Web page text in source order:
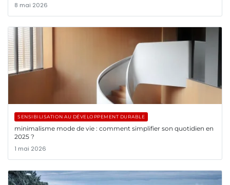
8 mai 2026
SENSIBILISATION AU DÉVELOPPEMENT DURABLE
minimalisme mode de vie : comment simplifier son quotidien en
2025 ?
1 mai 2026